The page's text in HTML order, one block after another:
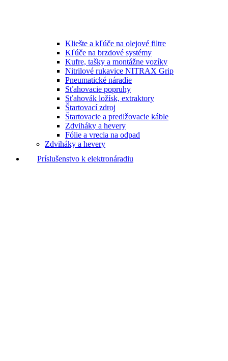
Kliešte a kľúče na olejové filtre
Kľúče na brzdové systémy
Kufre, tašky a montážne vozíky
Nitrilové rukavice NITRAX Grip
Pneumatické náradie
Sťahovacie popruhy
Sťahovák ložísk, extraktory
Štartovací zdroj
Štartovacie a predlžovacie káble
Zdviháky a hevery
Fólie a vrecia na odpad
Zdviháky a hevery
Príslušenstvo k elektronáradiu